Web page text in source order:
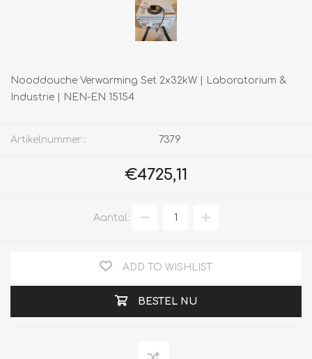
Nooddouche Verwarming Set 2x32kW | Laboratorium &
Industrie | NEN-EN 15154
Artikelnummer:: 7379
€4725,11
Aantal:
ADD TO WISHLIST
BESTEL NU